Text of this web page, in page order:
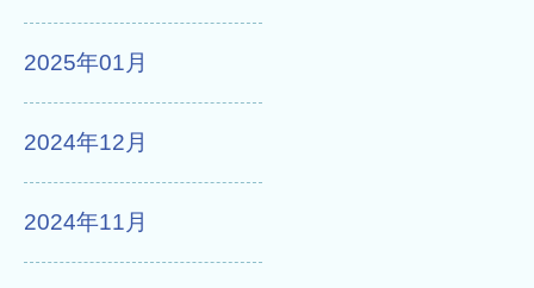
2025年01月
2024年12月
2024年11月